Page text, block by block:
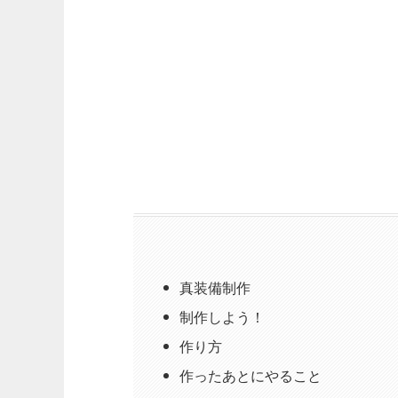
真装備制作
制作しよう！
作り方
作ったあとにやること